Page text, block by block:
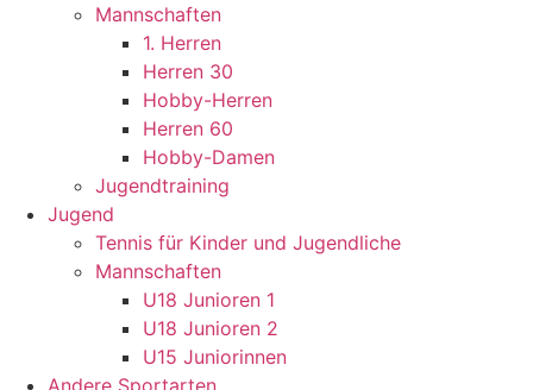
Mannschaften
1. Herren
Herren 30
Hobby-Herren
Herren 60
Hobby-Damen
Jugendtraining
Jugend
Tennis für Kinder und Jugendliche
Mannschaften
U18 Junioren 1
U18 Junioren 2
U15 Juniorinnen
Andere Sportarten